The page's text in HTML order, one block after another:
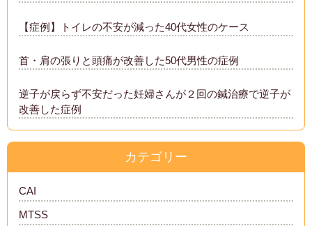
【症例】トイレの不安が減った40代女性のケース
首・肩の張りと頭痛が改善した50代男性の症例
逆子が戻らず不安だった妊婦さんが２回の鍼治療で逆子が
改善した症例
カテゴリー
CAI
MTSS